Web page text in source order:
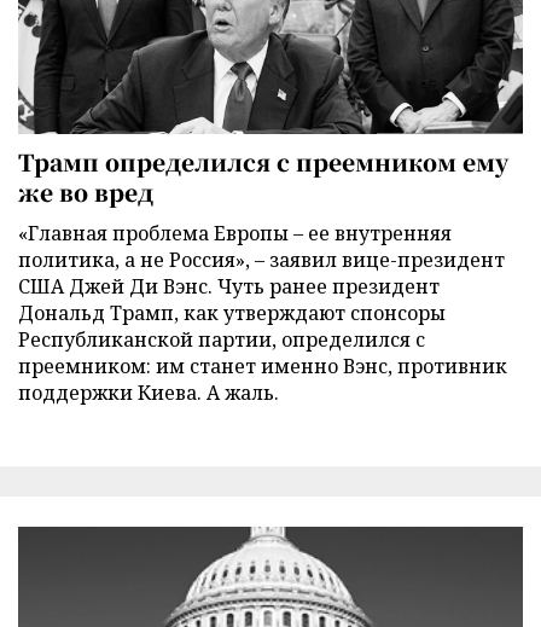
Трамп определился с преемником ему
же во вред
«Главная проблема Европы – ее внутренняя
политика, а не Россия», – заявил вице-президент
США Джей Ди Вэнс. Чуть ранее президент
Дональд Трамп, как утверждают спонсоры
Республиканской партии, определился с
преемником: им станет именно Вэнс, противник
поддержки Киева. А жаль.